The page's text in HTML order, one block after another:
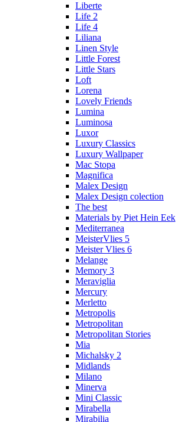
Liberte
Life 2
Life 4
Liliana
Linen Style
Little Forest
Little Stars
Loft
Lorena
Lovely Friends
Lumina
Luminosa
Luxor
Luxury Classics
Luxury Wallpaper
Mac Stopa
Magnifica
Malex Design
Malex Design colection
The best
Materials by Piet Hein Eek
Mediterranea
MeisterVlies 5
Meister Vlies 6
Melange
Memory 3
Meraviglia
Mercury
Merletto
Metropolis
Metropolitan
Metropolitan Stories
Mia
Michalsky 2
Midlands
Milano
Minerva
Mini Classic
Mirabella
Mirabilia